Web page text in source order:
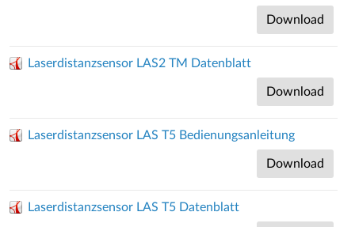
Download
Laserdistanzsensor LAS2 TM Datenblatt
Download
Laserdistanzsensor LAS T5 Bedienungsanleitung
Download
Laserdistanzsensor LAS T5 Datenblatt